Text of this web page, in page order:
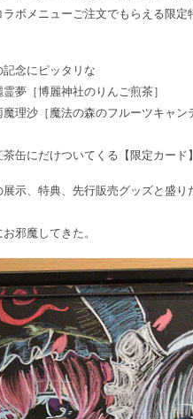
ボメニューご注文でもらえる限
念にピッタリな
夢［博麗神社のりんご煎茶］
理沙［魔法の森のフルーツキャン
缶にだけついてくる【限定カード
示、特典、先行販売グッズと盛
邪魔してきた。